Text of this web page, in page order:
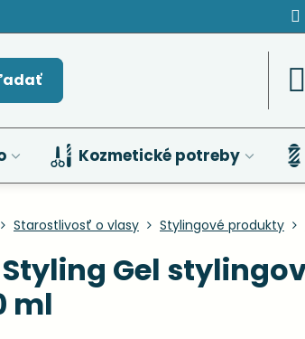
Kozmetické potreby
Starostlivosť o vlasy Stylingové produkty
Styling Gel
ml